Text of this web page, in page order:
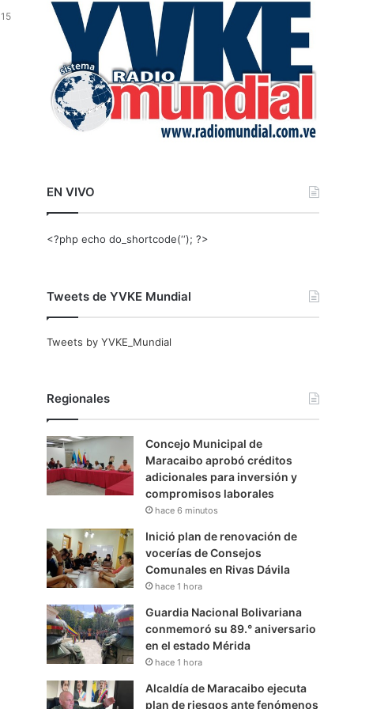
15
r
EN VIVO
<?php echo do_shortcode(‘‘); ?>
Tweets de YVKE Mundial
Tweets by YVKE_Mundial
Regionales
Concejo Municipal de
Maracaibo aprobó créditos
adicionales para inversión y
compromisos laborales
hace 6 minutos
Inició plan de renovación de
vocerías de Consejos
Comunales en Rivas Dávila
hace 1 hora
Guardia Nacional Bolivariana
conmemoró su 89.° aniversario
en el estado Mérida
hace 1 hora
Alcaldía de Maracaibo ejecuta
plan de riesgos ante fenómenos